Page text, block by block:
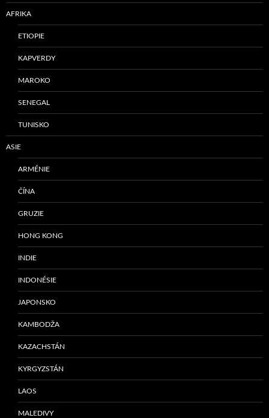
AFRIKA
ETIOPIE
KAPVERDY
MAROKO
SENEGAL
TUNISKO
ASIE
ARMÉNIE
ČÍNA
GRUZIE
HONG KONG
INDIE
INDONÉSIE
JAPONSKO
KAMBODŽA
KAZACHSTÁN
KYRGYZSTÁN
LAOS
MALEDIVY